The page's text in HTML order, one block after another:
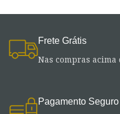
Frete Grátis
Nas compras acima
Pagamento Seguro